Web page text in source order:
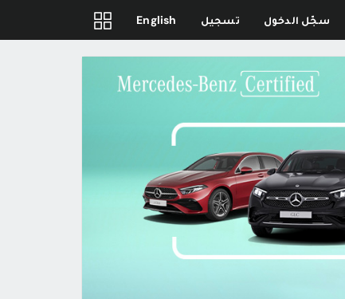
سجّل الدخول تسجيل English